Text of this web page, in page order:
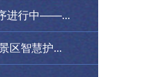
进行中——...
区智慧护...